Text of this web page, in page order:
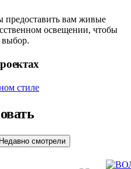
предоставить вам живые
освещении, чтобы
выбор.
Недавно смотрели